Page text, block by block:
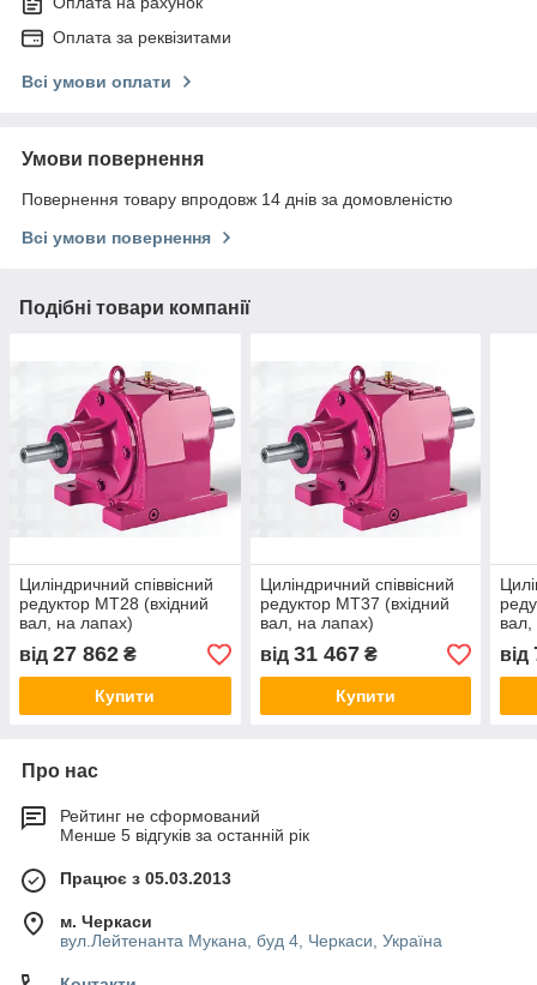
Оплата за реквізитами
Всі умови оплати
Умови повернення
Повернення товару впродовж 14 днів за домовленістю
Всі умови повернення
Подібні товари компанії
Циліндричний співвісний
редуктор MT28 (вхідний
вал, на лапах)
від 27 862 ₴
Купити
Циліндричний співвісний
редуктор MT37 (вхідний
вал, на лапах)
від 31 467₴
Купити
від
Про нас
Рейтинг не сформований
Менше 5 відгуків за останній рік
Працює з 05.03.2013
м. Черкаси
вул.Лейтенанта Мукана, буд 4, Черкаси, Україна